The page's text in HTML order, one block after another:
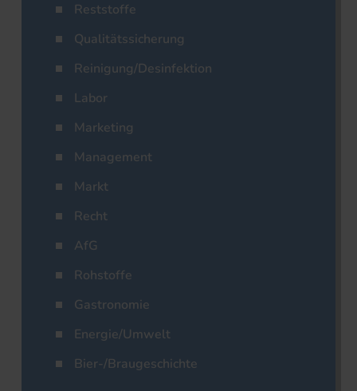
Reststoffe
Qualitätssicherung
Reinigung/Desinfektion
Labor
Marketing
Management
Markt
Recht
AfG
Rohstoffe
Gastronomie
Energie/Umwelt
Bier-/Braugeschichte